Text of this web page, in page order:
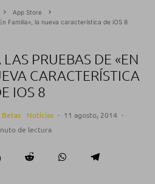
App Store
Familia», la nueva característica de iOS 8
PRUEBAS DE «EN
CARACTERÍSTICA
IOS 8
Betas Noticias · 11 agosto, 2014 ·
de lectura